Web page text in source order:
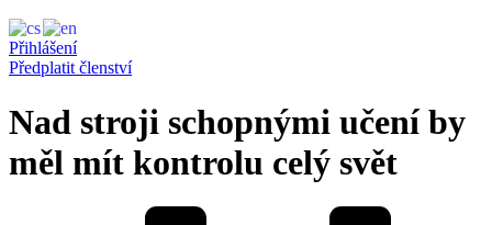
Přihlášení
Předplatit členství
Nad stroji schopnými učení by
měl mít kontrolu celý svět